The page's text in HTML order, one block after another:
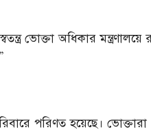
ভোক্তা অধিকার মন্ত্রণালয়ে
পরিণত হয়েছে।